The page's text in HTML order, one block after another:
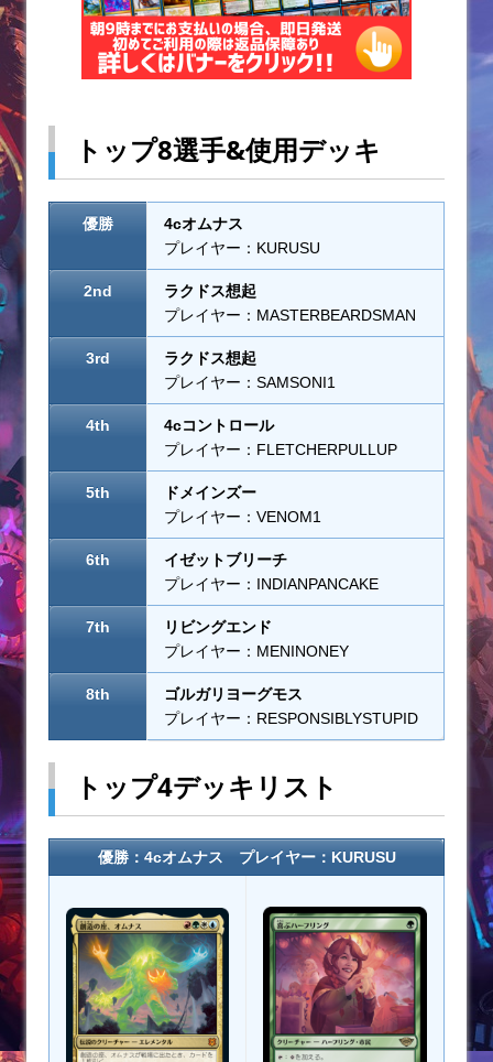
トップ8選手&使用デッキ
優勝
4cオムナス
プレイヤー：KURUSU
2nd
ラクドス想起
プレイヤー：MASTERBEARDSMAN
3rd
ラクドス想起
プレイヤー：SAMSONI1
4th
4cコントロール
プレイヤー：FLETCHERPULLUP
5th
ドメインズー
プレイヤー：VENOM1
6th
イゼットブリーチ
プレイヤー：INDIANPANCAKE
7th
リビングエンド
プレイヤー：MENINONEY
8th
ゴルガリヨーグモス
プレイヤー：RESPONSIBLYSTUPID
トップ4デッキリスト
優勝：4cオムナス プレイヤー：KURUSU